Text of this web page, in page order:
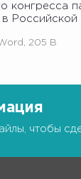
конгресса
205 B
чтобы